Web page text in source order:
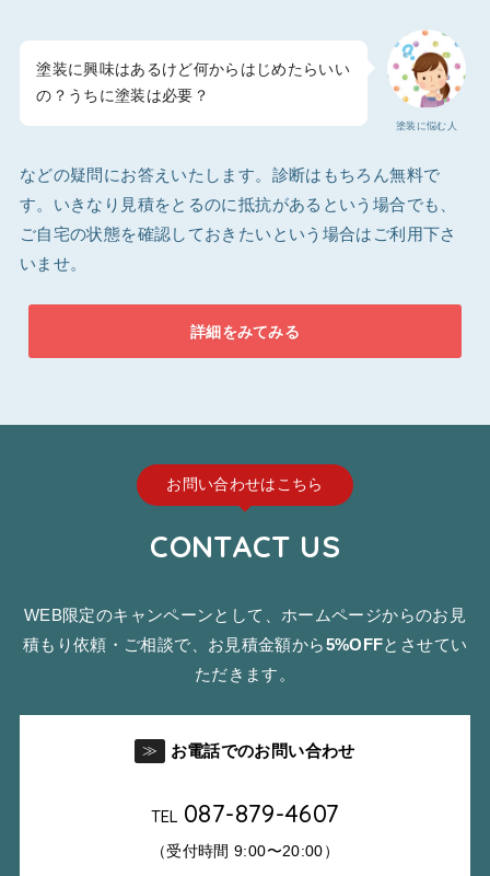
塗装に悩む人
塗装に興味はあるけど何からはじめたらいい
の？うちに塗装は必要？
などの疑問にお答えいたします。診断はもちろん無料で
す。いきなり見積をとるのに抵抗があるという場合でも、
ご自宅の状態を確認しておきたいという場合はご利用下さ
いませ。
詳細をみてみる
お問い合わせはこちら
CONTACT US
WEB限定のキャンペーンとして、ホームページからのお見
積もり依頼・ご相談で、お見積金額から5%OFFとさせてい
ただきます。
≫ お電話でのお問い合わせ
TEL 087-879-4607
（受付時間 9:00〜20:00）